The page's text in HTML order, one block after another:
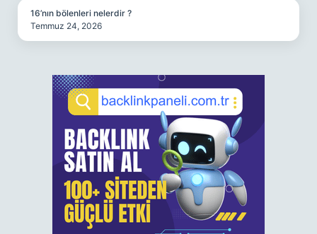
16’nın bölenleri nelerdir ?
Temmuz 24, 2026